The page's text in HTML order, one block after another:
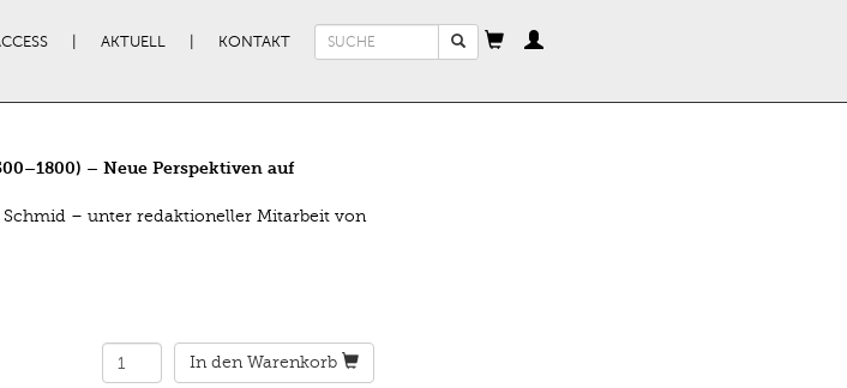
AKTUELL KONTAKT
Suchformular
– Neue Perspektiven auf
– unter redaktioneller Mitarbeit von
In den Warenkorb